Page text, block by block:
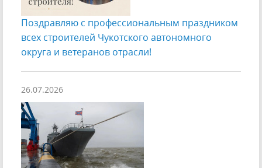
Поздравляю с профессиональным праздником
всех строителей Чукотского автономного
округа и ветеранов отрасли!
26.07.2026